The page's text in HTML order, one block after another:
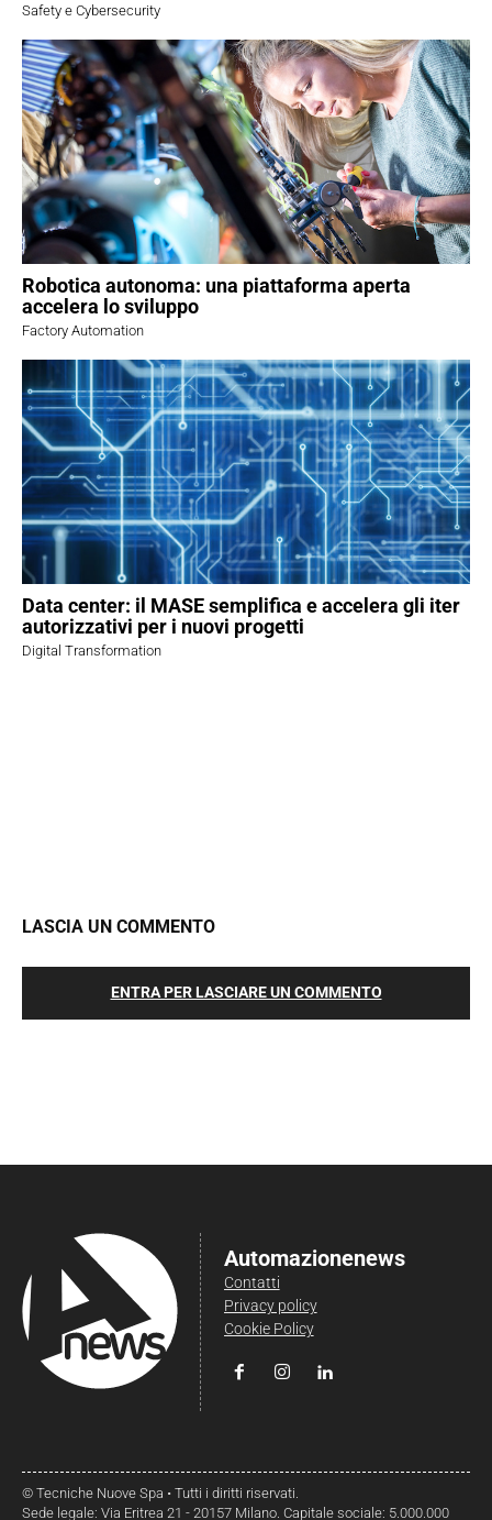
Safety e Cybersecurity
Robotica autonoma: una piattaforma aperta
accelera lo sviluppo
Factory Automation
Data center: il MASE semplifica e accelera gli iter
autorizzativi per i nuovi progetti
Digital Transformation
LASCIA UN COMMENTO
ENTRA PER LASCIARE UN COMMENTO
Automazionenews
Contatti
Privacy policy
Cookie Policy
© Tecniche Nuove Spa • Tutti i diritti riservati.
Sede legale: Via Eritrea 21 - 20157 Milano. Capitale sociale: 5.000.000